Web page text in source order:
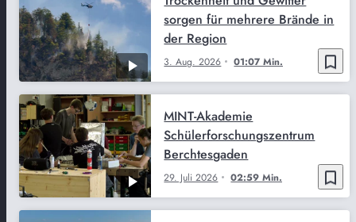
bookmark_border
3. Aug. 2026 01:07 Min.
sorgen für mehrere Brände in
der Region
bookmark_border
29. Juli 2026 02:59 Min.
MINT-Akademie
Schülerforschungszentrum
Berchtesgaden